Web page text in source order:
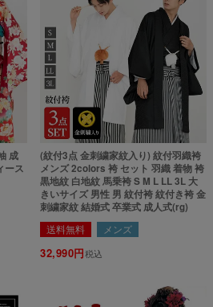
成
ース
(紋付3点 金刺繍家紋入り) 紋付羽織袴
メンズ 2colors 袴 セット 羽織 着物 袴
黒地紋 白地紋 馬乗袴 S M L LL 3L 大
きいサイズ 男性 男 紋付袴 紋付き袴 金
刺繍家紋 結婚式 卒業式 成人式(rg)
送料無料 メンズ
32,990 税込